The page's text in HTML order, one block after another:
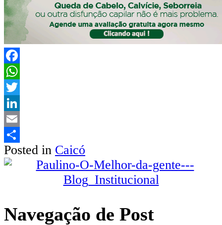
Facebook
WhatsApp
Twitter
LinkedIn
Email
Share
Posted in Caicó
Navegação de Post